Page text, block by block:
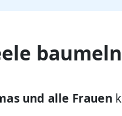
und alle Frauen